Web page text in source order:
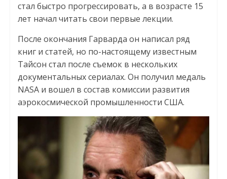
стал быстро прогрессировать, а в возрасте 15
лет начал читать свои первые лекции.
После окончания Гарварда он написал ряд
книг и статей, но по-настоящему известным
Тайсон стал после съемок в нескольких
документальных сериалах. Он получил медаль
NASA и вошел в состав комиссии развития
аэрокосмической промышленности США.